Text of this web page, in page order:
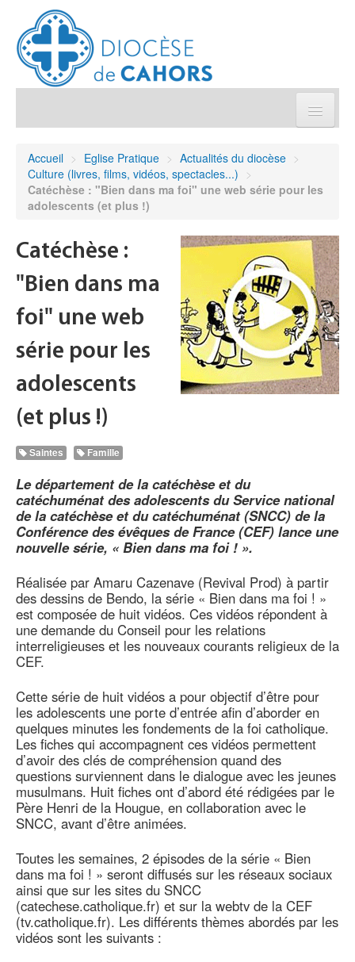
Démarches et sacrements
Agenda diocésain
Je donne
Annuaire/Contact
Accueil > Eglise Pratique > Actualités du diocèse >
Culture (livres, films, vidéos, spectacles...) >
Catéchèse : "Bien dans ma foi" une web série pour les
adolescents (et plus !)
Catéchèse :
"Bien dans ma
foi" une web
série pour les
adolescents
(et plus !)
Saintes Famille
Le département de la catéchèse et du
catéchuménat des adolescents du Service national
de la catéchèse et du catéchuménat (SNCC) de la
Conférence des évêques de France (CEF) lance une
nouvelle série, « Bien dans ma foi ! ».
Réalisée par Amaru Cazenave (Revival Prod) à partir
des dessins de Bendo, la série « Bien dans ma foi ! »
est composée de huit vidéos. Ces vidéos répondent à
une demande du Conseil pour les relations
interreligieuses et les nouveaux courants religieux de la
CEF.
Cette série de huit vidéos a pour objectif d’être pour
les adolescents une porte d’entrée afin d’aborder en
quelques minutes les fondements de la foi catholique.
Les fiches qui accompagnent ces vidéos permettent
d’avoir des clés de compréhension quand des
questions surviennent dans le dialogue avec les jeunes
musulmans. Huit fiches ont d’abord été rédigées par le
Père Henri de la Hougue, en collaboration avec le
SNCC, avant d’être animées.
Toutes les semaines, 2 épisodes de la série « Bien
dans ma foi ! » seront diffusés sur les réseaux sociaux
ainsi que sur les sites du SNCC
(catechese.catholique.fr) et sur la webtv de la CEF
(tv.catholique.fr). Les différents thèmes abordés par les
vidéos sont les suivants :